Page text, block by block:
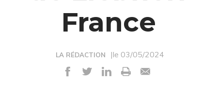
France
LA RÉDACTION |le 03/05/2024